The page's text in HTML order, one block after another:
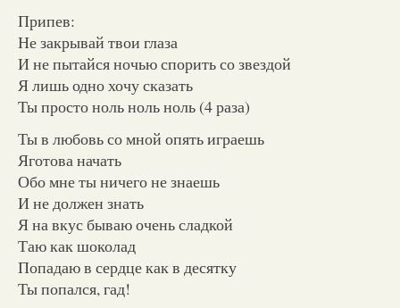
Припев:
Не закрывай твои глаза
И не пытайся ночью спорить со звездой
Я лишь одно хочу сказать
Ты просто ноль ноль ноль (4 раза)
Ты в любовь со мной опять играешь
Яготова начать
Обо мне ты ничего не знаешь
И не должен знать
Я на вкус бываю очень сладкой
Таю как шоколад
Попадаю в сердце как в десятку
Ты попался, гад!